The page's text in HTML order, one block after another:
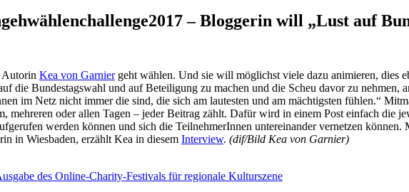
– Bloggerin will „Lust auf
Autorin Kea von Garniergeht wählen. Und sie will möglichst viele dazu animieren, dies
die Bundestagswahl und auf Beteiligung zu machen und die Scheu davor zu
im Netz nicht immer die sind, die sich am lautesten und am mächtigsten fühlen.“
mehreren oder allen Tagen – jeder Beitrag zählt. Dafür wird in einem Post einfach die
werden können und sich die TeilnehmerInnen untereinander vernetzen
in Wiesbaden, erzählt Kea in diesem Interview. (dif/Bild Kea von Garnier)
des Online-Charity-Festivals für regionale Kulturszene